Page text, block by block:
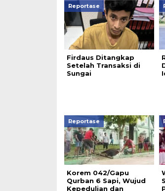
Reportase
Firdaus Ditangkap
Setelah Transaksi di
Sungai
Reportase
Korem 042/Gapu
Qurban 6 Sapi, Wujud
Kepedulian dan